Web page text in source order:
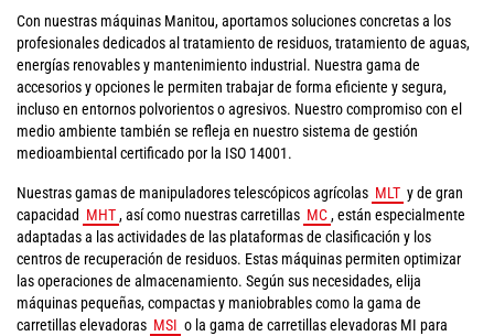
Con nuestras máquinas Manitou, aportamos soluciones concretas a los
profesionales dedicados al tratamiento de residuos, tratamiento de aguas,
energías renovables y mantenimiento industrial. Nuestra gama de
accesorios y opciones le permiten trabajar de forma eficiente y segura,
incluso en entornos polvorientos o agresivos. Nuestro compromiso con el
medio ambiente también se refleja en nuestro sistema de gestión
medioambiental certificado por la ISO 14001.
Nuestras gamas de manipuladores telescópicos agrícolas MLT y de gran
capacidad MHT, así como nuestras carretillas MC, están especialmente
adaptadas a las actividades de las plataformas de clasificación y los
centros de recuperación de residuos. Estas máquinas permiten optimizar
las operaciones de almacenamiento. Según sus necesidades, elija
máquinas pequeñas, compactas y maniobrables como la gama de
carretillas elevadoras MSI o la gama de carretillas elevadoras MI para